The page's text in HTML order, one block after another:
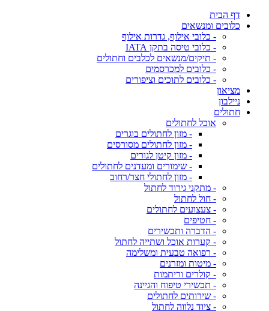
דף הבית
כלובים ומנשאים
- כלובי אילוף, גדרות אילוף
- כלובי טיסה בתקן IATA
- תיקים/מנשאים לכלבים וחתולים
- כלובים למכרסמים
- כלובים לתוכים וציפורים
מציאון
ניילבון
חתולים
אוכל לחתולים
- מזון לחתולים בוגרים
- מזון לחתולים מסורסים
- מזון קיטן לגורים
- שימורים ומעדנים לחתולים
- מזון לחתולי חצר/רחוב
- מתקני גירוד לחתול
- חול לחתול
- צעצועים לחתולים
- חטיפים
- הדברה ותכשירים
- קערות אוכל ושתייה לחתול
- רפואה טבעית ומשלימה
- מיטות ומזרנים
- קולרים וריתמות
- תכשירי טיפוח והגיינה
- שירותים לחתולים
- ציוד נלווה לחתול